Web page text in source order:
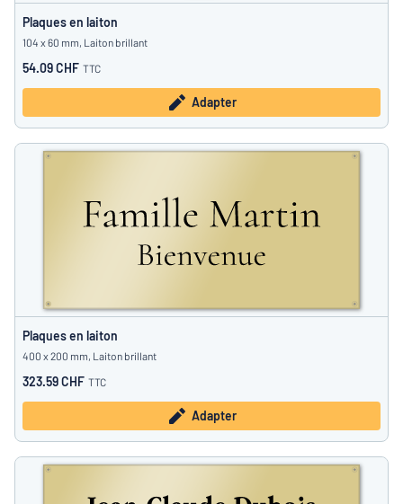
Plaques en laiton
104 x 60 mm, Laiton brillant
54.09 CHF TTC
Adapter
Plaques en laiton
400 x 200 mm, Laiton brillant
323.59 CHF TTC
Adapter